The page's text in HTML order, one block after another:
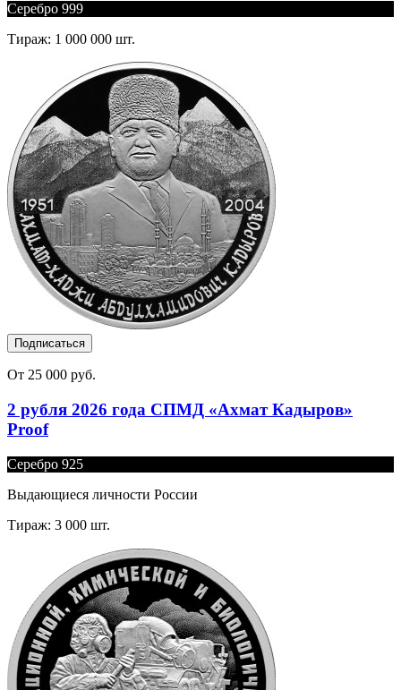
Серебро 999
Тираж: 1 000 000 шт.
Подписаться
От 25 000 руб.
2 рубля 2026 года СПМД «Ахмат Кадыров»
Proof
Серебро 925
Выдающиеся личности России
Тираж: 3 000 шт.